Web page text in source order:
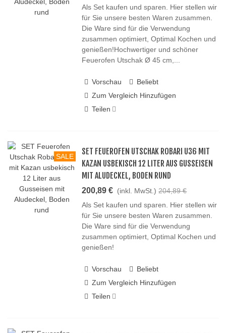
Als Set kaufen und sparen. Hier stellen wir
für Sie unsere besten Waren zusammen.
Die Ware sind für die Verwendung
zusammen optimiert, Optimal Kochen und
genießen!Hochwertiger und schöner
Feuerofen Utschak Ø 45 cm,...
Vorschau
Beliebt
Zum Vergleich Hinzufügen
Teilen
SALE
SET FEUEROFEN UTSCHAK ROBARI U36 MIT
KAZAN USBEKISCH 12 LITER AUS GUSSEISEN
MIT ALUDECKEL, BODEN RUND
200,89 € (inkl. MwSt.) 204,89 €
Als Set kaufen und sparen. Hier stellen wir
für Sie unsere besten Waren zusammen.
Die Ware sind für die Verwendung
zusammen optimiert, Optimal Kochen und
genießen!
Vorschau
Beliebt
Zum Vergleich Hinzufügen
Teilen